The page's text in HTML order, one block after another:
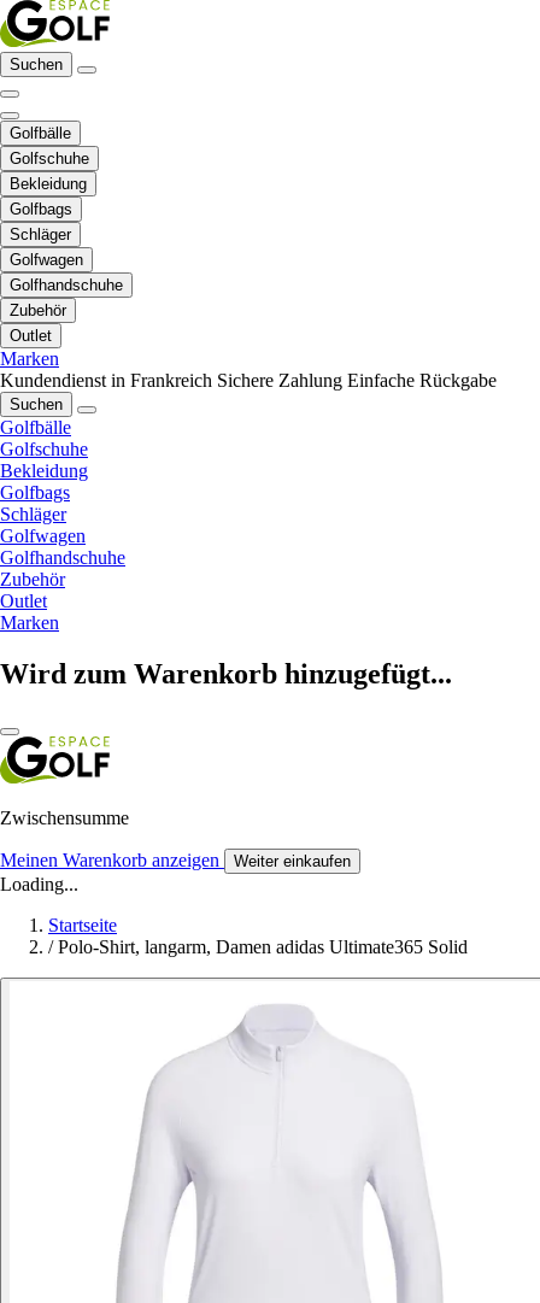
Suchen
Golfbälle
Golfschuhe
Bekleidung
Golfbags
Schläger
Golfwagen
Golfhandschuhe
Zubehör
Outlet
Marken
Kundendienst in Frankreich Sichere Zahlung Einfache Rückgabe
Suchen
Golfbälle
Golfschuhe
Bekleidung
Golfbags
Schläger
Golfwagen
Golfhandschuhe
Zubehör
Outlet
Marken
Wird zum Warenkorb hinzugefügt...
Zwischensumme
Meinen Warenkorb anzeigen Weiter einkaufen
Loading...
Startseite
/ Polo-Shirt, langarm, Damen adidas Ultimate365 Solid